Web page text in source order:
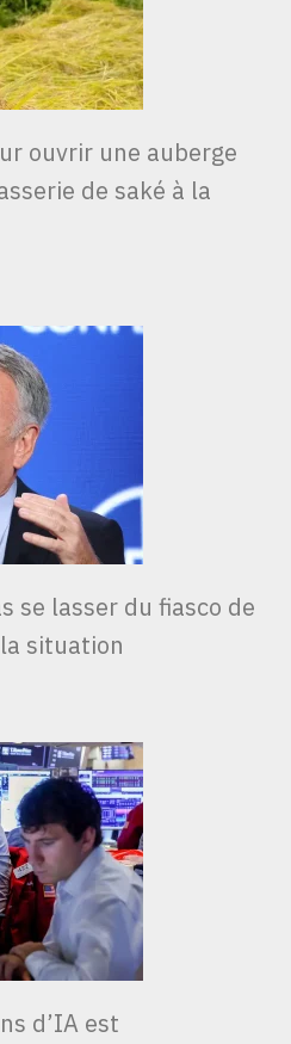
ouvrir une auberge
de saké à la
se lasser du fiasco de
situation
d’IA est